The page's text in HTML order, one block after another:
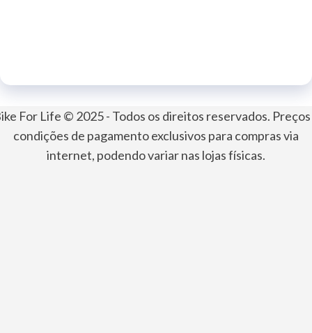
For Life © 2025 - Todos os direitos reservados. Preços
condições de pagamento exclusivos para compras via
internet, podendo variar nas lojas físicas.